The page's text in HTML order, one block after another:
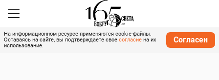
На информационном ресурсе применяются cookie-файлы.
Оставаясь на сайте, вы подтверждаете свое согласие на их
использование.
Согласен